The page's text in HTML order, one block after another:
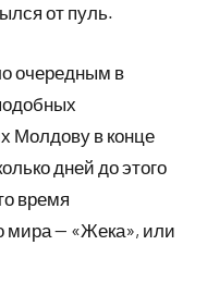
от пуль.
очередным в
Молдову в конце
дней до этого
время
мира — «Жека», или